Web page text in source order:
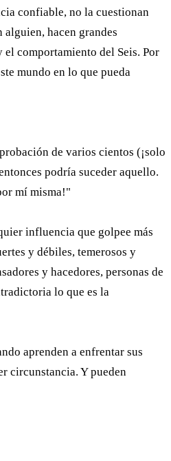
confiable, no la cuestionan
hacen grandes
el comportamiento del Seis. Por
mundo en lo que pueda
de varios cientos (¡solo
podría suceder aquello.
mí misma!"
influencia que golpee más
y débiles, temerosos y
y hacedores, personas de
lo que es la
aprenden a enfrentar sus
circunstancia. Y pueden